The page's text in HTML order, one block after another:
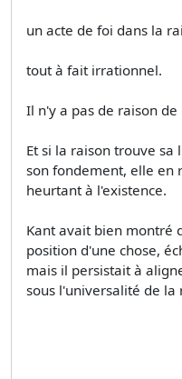
un acte de foi dans la
tout à fait irrationnel.
Il n'y a pas de raison de
Et si la raison trouve
son fondement, elle en
heurtant à l'existence.
Kant avait bien montré
position d'une chose,
mais il persistait à
sous l'universalité de